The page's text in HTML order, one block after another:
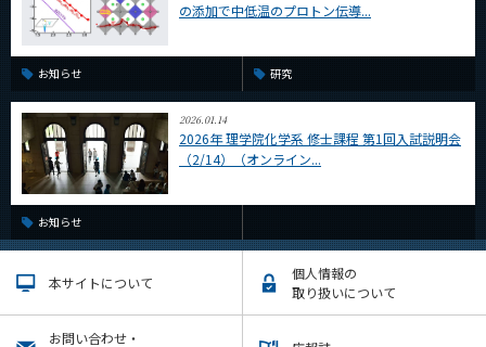
の添加で中低温のプロトン伝導...
お知らせ 研究
2026.01.14
2026年 理学院化学系 修士課程 第1回入試説明会
（2/14）（オンライン...
お知らせ
本サイトについて
個人情報の
取り扱いについて
お問い合わせ・